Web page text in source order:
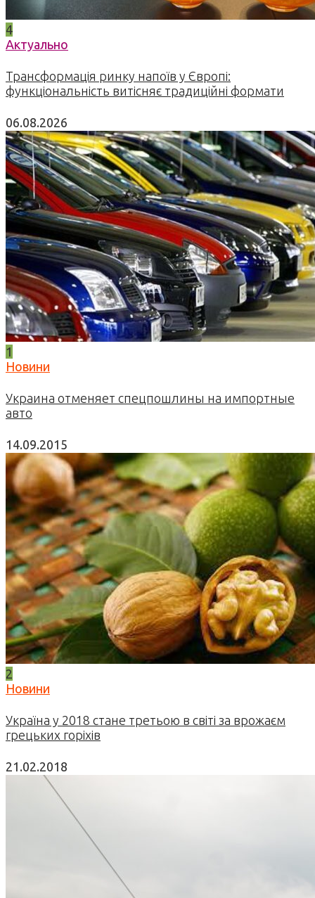
4
Актуально
Трансформація ринку напоїв у Європі:
функціональність витісняє традиційні формати
06.08.2026
1
Новини
Украина отменяет спецпошлины на импортные
авто
14.09.2015
2
Новини
Україна у 2018 стане третьою в світі за врожаєм
грецьких горіхів
21.02.2018